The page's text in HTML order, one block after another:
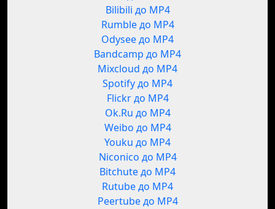
Bilibili до MP4
Rumble до MP4
Odysee до MP4
Bandcamp до MP4
Mixcloud до MP4
Spotify до MP4
Flickr до MP4
Ok.Ru до MP4
Weibo до MP4
Youku до MP4
Niconico до MP4
Bitchute до MP4
Rutube до MP4
Peertube до MP4